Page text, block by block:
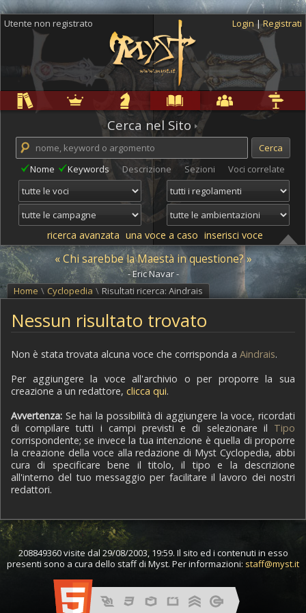
Utente non registrato Login |Registrati
Cerca nel Sito
Nome Keywords Descrizione Sezioni Voci correlate
ricerca avanzata una voce a caso inserisci voce
« Chi sarebbe la Maestà in questione? »
- Eric Navar -
Home \ Cyclopedia \ Risultati ricerca: Aindrais
Nessun risultato trovato
Non è stata trovata alcuna voce che corrisponda a Aindrais.
Per aggiungere la voce all'archivio o per proporre la sua
creazione a un redattore, clicca qui.
Avvertenza: Se hai la possibilità di aggiungere la voce, ricordati
di compilare tutti i campi previsti e di selezionare il Tipo
corrispondente; se invece la tua intenzione è quella di proporre
la creazione della voce alla redazione di Myst Cyclopedia, abbi
cura di specificare bene il titolo, il tipo e la descrizione
all'interno del tuo messaggio per facilitare il lavoro dei nostri
redattori.
208849360 visite dal 29/08/2003, 19:59. Il sito ed i contenuti in esso
presenti sono a cura dello staff di Myst. Per informazioni: staff@myst.it